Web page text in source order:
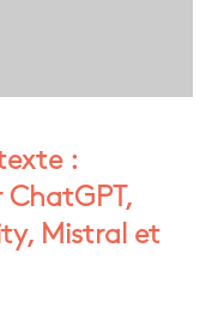
:
Mistral et